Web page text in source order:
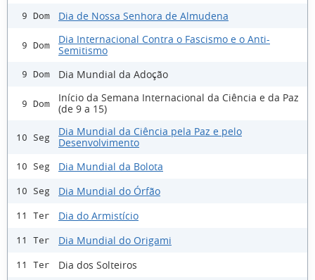
9 Dom Dia de Nossa Senhora de Almudena
9 Dom
Dia Internacional Contra o Fascismo e o Anti-
Semitismo
9 Dom Dia Mundial da Adoção
9 Dom
Início da Semana Internacional da Ciência e da Paz
(de 9 a 15)
10 Seg
Dia Mundial da Ciência pela Paz e pelo
Desenvolvimento
10 Seg Dia Mundial da Bolota
10 Seg Dia Mundial do Órfão
11 Ter Dia do Armistício
11 Ter Dia Mundial do Origami
11 Ter Dia dos Solteiros